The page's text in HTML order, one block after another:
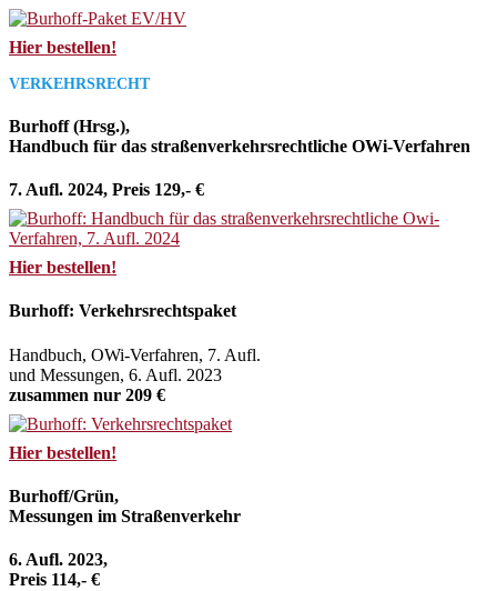
Hier bestellen!
VERKEHRSRECHT
Burhoff (Hrsg.),
Handbuch für das straßenverkehrsrechtliche OWi-Verfahren
7. Aufl. 2024, Preis 129,- €
Hier bestellen!
Burhoff: Verkehrsrechtspaket
Handbuch, OWi-Verfahren, 7. Aufl.
und Messungen, 6. Aufl. 2023
zusammen nur 209 €
Hier bestellen!
Burhoff/Grün,
Messungen im Straßenverkehr
6. Aufl. 2023,
Preis 114,- €